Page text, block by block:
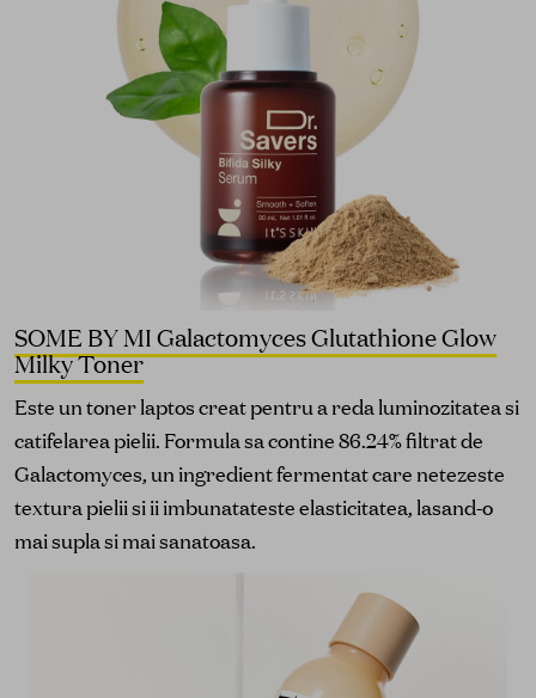
SOME BY MI Galactomyces Glutathione Glow
Milky Toner
Este un toner laptos creat pentru a reda luminozitatea si
catifelarea pielii. Formula sa contine 86.24% filtrat de
Galactomyces, un ingredient fermentat care netezeste
textura pielii si ii imbunatateste elasticitatea, lasand-o
mai supla si mai sanatoasa.